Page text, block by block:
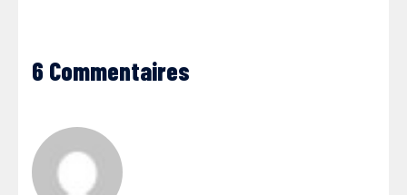
6 Commentaires